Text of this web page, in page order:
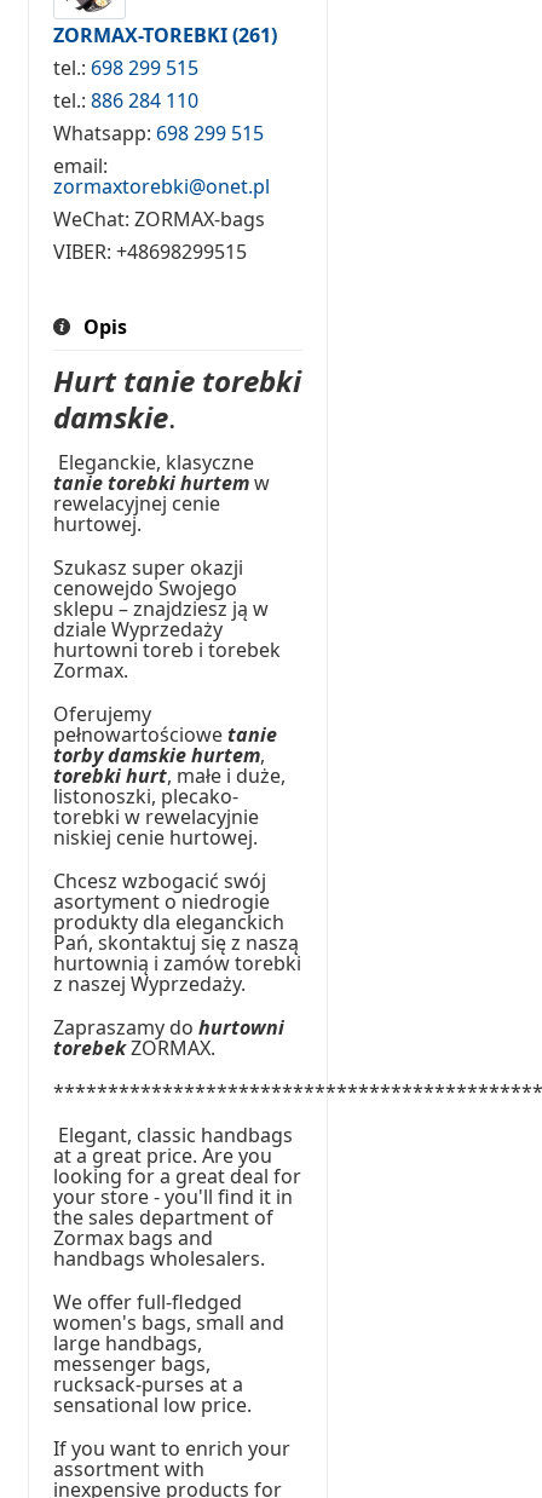
ZORMAX-TOREBKI(261)
tel.: 698 299 515
tel.:886 284 110
Whatsapp: 698 299 515
email:
zormaxtorebki@onet.pl
WeChat:ZORMAX-bags
VIBER:+48698299515
Opis
Hurt tanie torebki
damskie.
Eleganckie, klasyczne
tanie torebki hurtemw
rewelacyjnej cenie
hurtowej.
Szukasz super okazji
cenowejdo Swojego
sklepu – znajdziesz ją w
dziale Wyprzedaży
hurtowni toreb i torebek
Zormax.
Oferujemy
pełnowartościowetanie
torby damskie hurtem,
torebki hurt, małe i duże,
listonoszki, plecako-
torebki w rewelacyjnie
niskiej cenie hurtowej.
Chcesz wzbogacić swój
asortyment o niedrogie
produkty dla eleganckich
Pań, skontaktuj się z naszą
hurtownią i zamów torebki
z naszej Wyprzedaży.
Zapraszamy dohurtowni
torebekZORMAX.
Elegant, classic handbags
at a great price. Are you
looking for a great deal for
your store - you'll find it in
the sales department of
Zormax bags and
handbags wholesalers.
We offer full-fledged
women's bags, small and
large handbags,
messenger bags,
rucksack-purses at a
sensational low price.
If you want to enrich your
assortment with
inexpensive products for